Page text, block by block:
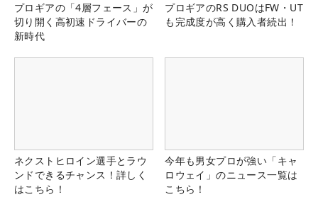
プロギアの「4層フェース」が
切り開く高初速ドライバーの
新時代
プロギアのRS DUOはFW・UT
も完成度が高く購入者続出！
ネクストヒロイン選手とラウ
ンドできるチャンス！詳しく
はこちら！
今年も男女プロが強い「キャ
ロウェイ」のニュース一覧は
こちら！